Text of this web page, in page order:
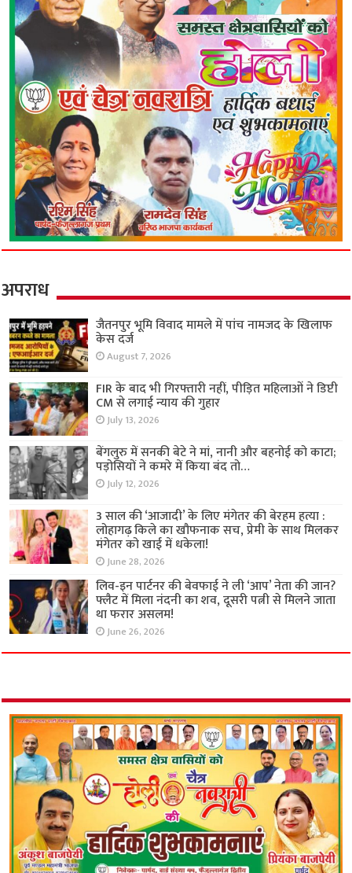
अपराध
जैतनपुर भूमि विवाद मामले में पांच नामजद के खिलाफ
केस दर्ज
August 7, 2026
FIR के बाद भी गिरफ्तारी नहीं, पीड़ित महिलाओं ने डिप्टी
CM से लगाई न्याय की गुहार
July 13, 2026
बेंगलुरु में सनकी बेटे ने मां, नानी और बहनोई को काटा;
पड़ोसियों ने कमरे में किया बंद तो…
July 12, 2026
3 साल की ‘आजादी’ के लिए मंगेतर की बेरहम हत्या :
लोहागढ़ किले का खौफनाक सच, प्रेमी के साथ मिलकर
मंगेतर को खाई में धकेला!
June 28, 2026
लिव-इन पार्टनर की बेवफाई ने ली ‘आप’ नेता की जान?
फ्लैट में मिला नंदनी का शव, दूसरी पत्नी से मिलने जाता
था फरार असलम!
June 26, 2026